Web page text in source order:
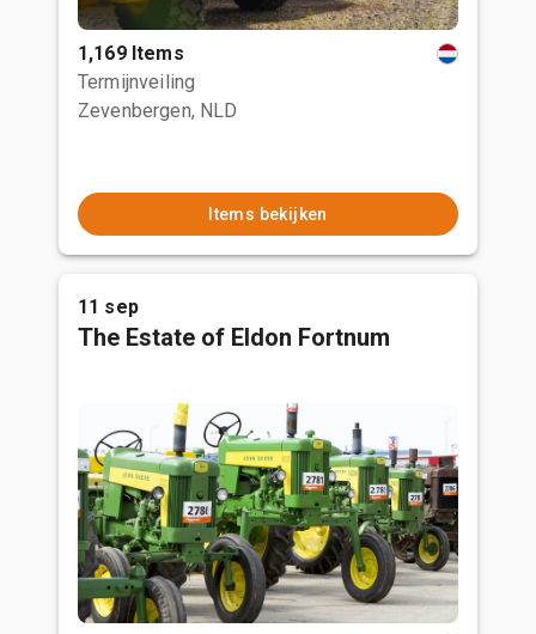
1,169 Items
Termijnveiling
Zevenbergen, NLD
Items bekijken
11 sep
The Estate of Eldon Fortnum